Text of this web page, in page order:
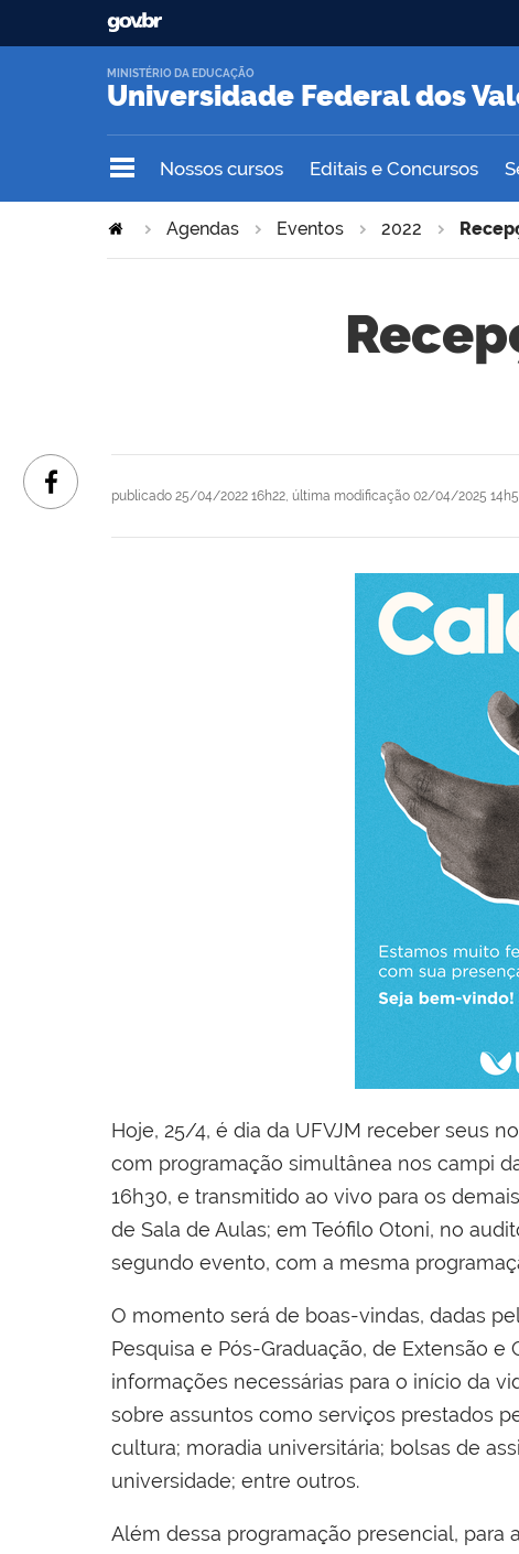
Universidade Federal dos
MINISTÉRIO DA EDUCAÇÃO
Nossos cursos Editais e Concursos
Agendas Eventos 2022
publicado 25/04/2022 16h22, última modificação 02/04/2025
Hoje, 25/4, é dia da UFVJM receber seus
com programação simultânea nos campi
16h30, e transmitido ao vivo para os
de Sala de Aulas; em Teófilo Otoni, no
segundo evento, com a mesma
O momento será de boas-vindas, dadas
Pesquisa e Pós-Graduação, de Extensão
informações necessárias para o início da
sobre assuntos como serviços prestados
cultura; moradia universitária; bolsas de
universidade; entre outros.
Além dessa programação presencial, para